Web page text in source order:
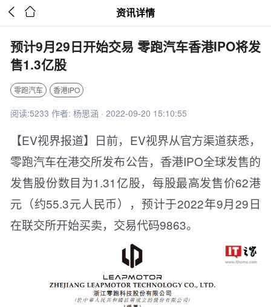
  资讯详情
预计9月29日开始交易 零跑汽车香港IPO将发
售1.3亿股
零跑汽车 香港IPO
阅读:5233 作者: 杨思涵 · 2022-09-20 15:10:55
【EV视界报道】日前，EV视界从官方渠道获悉，
零跑汽车在港交所发布公告，香港IPO全球发售的
发售股份数目为1.31亿股，每股最高发售价62港
元（约55.3元人民币），预计于2022年9月29日
在联交所开始买卖，交易代码9863。